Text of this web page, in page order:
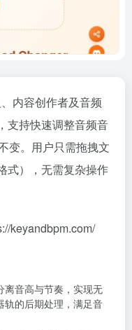
内容创作者及音频
支持快速调整音频音
变。用户只需拖拽文
式），无需复杂操作
keyandbpm.com/
离音高与节奏，实现无
轨的后期处理，满足音